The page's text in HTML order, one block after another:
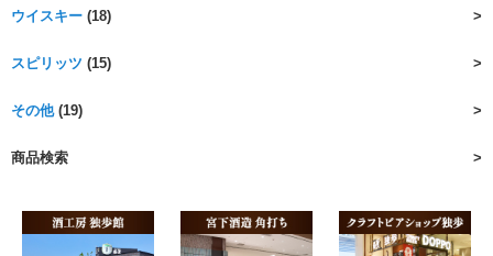
ウイスキー (18)
スピリッツ (15)
その他(19)
商品検索